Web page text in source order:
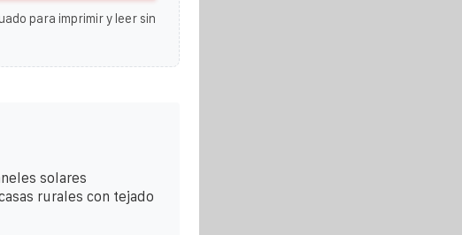
para imprimir y leer sin
solares
rurales con tejado